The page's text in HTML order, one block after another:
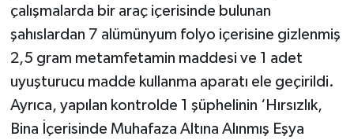
çalışmalarda bir araç içerisinde bulunan
şahıslardan 7 alümünyum folyo içerisine gizlenmiş
2,5 gram metamfetamin maddesi ve 1 adet
uyuşturucu madde kullanma aparatı ele geçirildi.
Ayrıca, yapılan kontrolde 1 şüphelinin ‘Hırsızlık,
Bina İçerisinde Muhafaza Altına Alınmış Eşya